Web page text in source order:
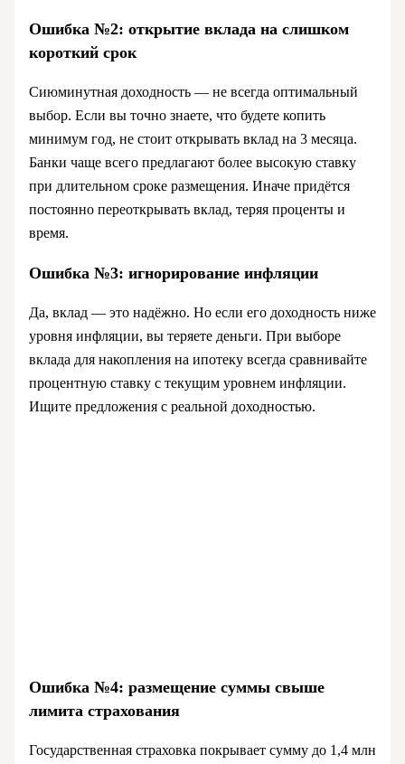
Ошибка №2: открытие вклада на слишком
короткий срок
Сиюминутная доходность — не всегда оптимальный
выбор. Если вы точно знаете, что будете копить
минимум год, не стоит открывать вклад на 3 месяца.
Банки чаще всего предлагают более высокую ставку
при длительном сроке размещения. Иначе придётся
постоянно переоткрывать вклад, теряя проценты и
время.
Ошибка №3: игнорирование инфляции
Да, вклад — это надёжно. Но если его доходность ниже
уровня инфляции, вы теряете деньги. При выборе
вклада для накопления на ипотеку всегда сравнивайте
процентную ставку с текущим уровнем инфляции.
Ищите предложения с реальной доходностью.
Ошибка №4: размещение суммы свыше
лимита страхования
Государственная страховка покрывает сумму до 1,4 млн